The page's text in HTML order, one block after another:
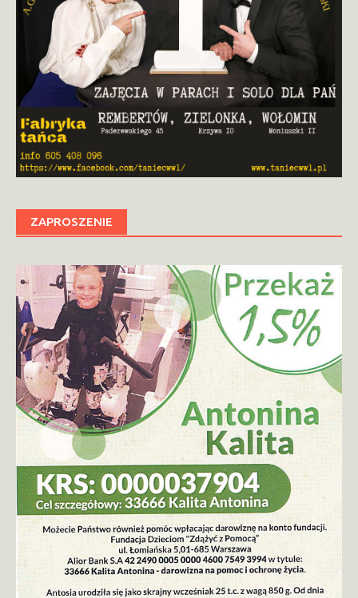
ZAPROSZENIE